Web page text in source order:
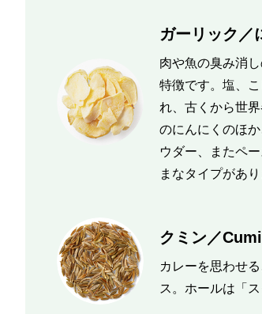
ガーリック
肉や魚の臭み消
特徴です。塩、
れ、古くから世
のにんにくのほ
ウダー、またペ
まなタイプがあり
クミン／
カレーを思わせ
ス。ホールは「